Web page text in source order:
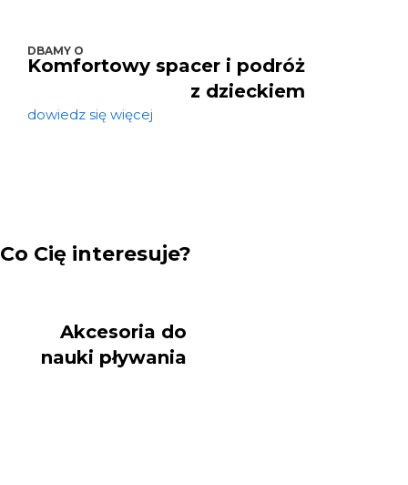
DBAMY O
Komfortowy spacer i podróż
z dzieckiem
dowiedz się więcej
Co Cię interesuje?
Akcesoria do
nauki pływania